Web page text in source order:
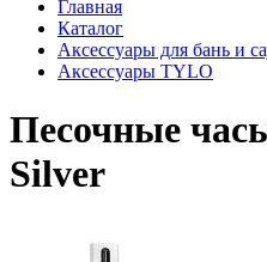
Главная
Каталог
Аксессуары для бань и
Аксессуары TYLO
Песочные
Silver